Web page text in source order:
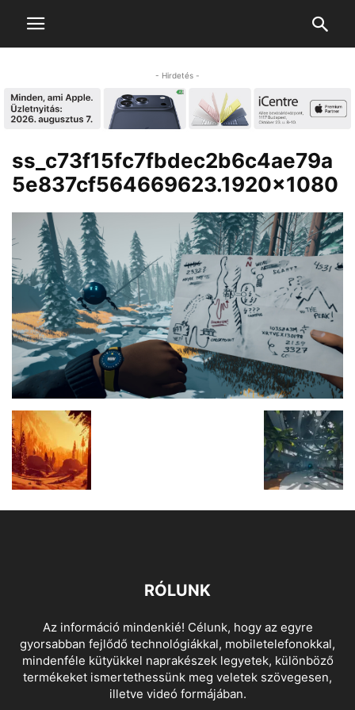
- Hirdetés -
ss_c73f15fc7fbdec2b6c4ae79a
5e837cf564669623.1920×1080
RÓLUNK
Az információ mindenkié! Célunk, hogy az egyre
gyorsabban fejlődő technológiákkal, mobiletelefonokkal,
mindenféle kütyükkel naprakészek legyetek, különböző
termékeket ismertethessünk meg veletek szövegesen,
illetve videó formájában.